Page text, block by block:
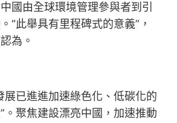
國由全球環境管理參與者到引
“此舉具有里程碑式的意義”，
為。
展已進進加速綠色化、低碳化的
。聚焦建設漂亮中國，加速推動